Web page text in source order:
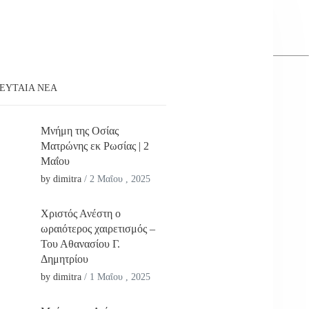
ΝΕΑ
Μνήμη της Οσίας
Ματρώνης εκ Ρωσίας | 2
Μαΐου
by dimitra / 2 Μαΐου , 2025
Χριστός Ανέστη ο
ωραιότερος χαιρετισμός –
Του Αθανασίου Γ.
Δημητρίου
by dimitra / 1 Μαΐου , 2025